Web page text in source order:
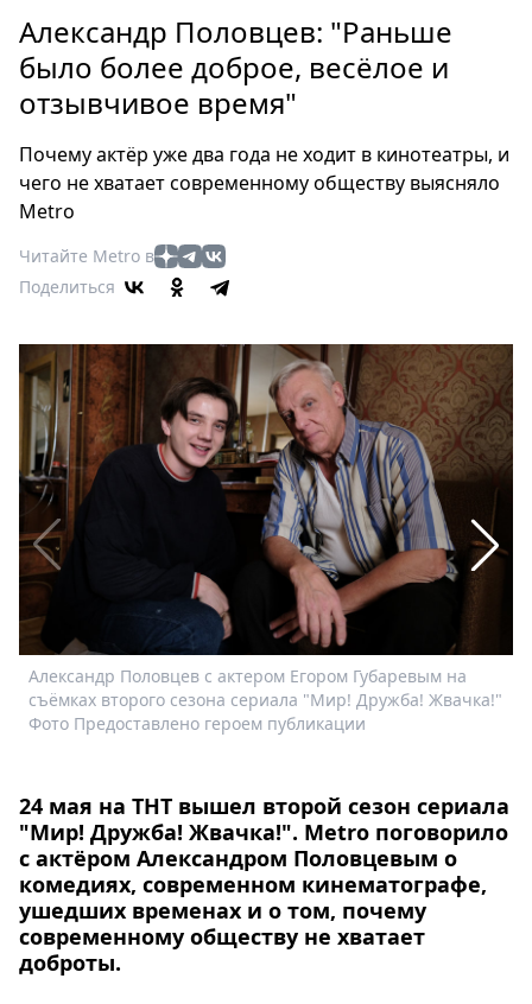
Россия
Мир
Здоровье
Туризм
Мода
Кино
Афиша
Выставки
Пресс-
релизы
Выборы
2026
Скачай
Metro
Александр Половцев: "Раньше
было более доброе, весёлое и
отзывчивое время"
Почему актёр уже два года не ходит в кинотеатры, и
чего не хватает современному обществу выясняло
Metro
Читайте Metro в
Поделиться
Александр Половцев с актером Егором Губаревым на
съёмках второго сезона сериала "Мир! Дружба! Жвачка!"
Фото Предоставлено героем публикации
24 мая на ТНТ вышел второй сезон сериала
"Мир! Дружба! Жвачка!". Metro поговорило
с актёром Александром Половцевым о
комедиях, современном кинематографе,
ушедших временах и о том, почему
современному обществу не хватает
доброты.